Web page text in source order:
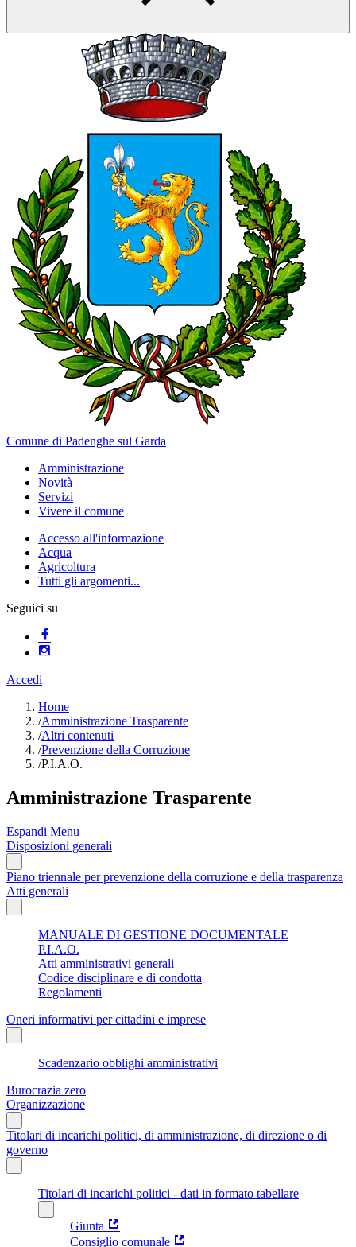
Comune di Padenghe sul Garda
Amministrazione
Novità
Servizi
Vivere il comune
Accesso all'informazione
Acqua
Agricoltura
Tutti gli argomenti...
Seguici su
Accedi
Home
/Amministrazione Trasparente
/Altri contenuti
/Prevenzione della Corruzione
/P.I.A.O.
Amministrazione Trasparente
Espandi Menu
Disposizioni generali
Piano triennale per prevenzione della corruzione e della trasparenza
Atti generali
MANUALE DI GESTIONE DOCUMENTALE
P.I.A.O.
Atti amministrativi generali
Codice disciplinare e di condotta
Regolamenti
Oneri informativi per cittadini e imprese
Scadenzario obblighi amministrativi
Burocrazia zero
Organizzazione
Titolari di incarichi politici, di amministrazione, di direzione o di
governo
Titolari di incarichi politici - dati in formato tabellare
Giunta
Consiglio comunale